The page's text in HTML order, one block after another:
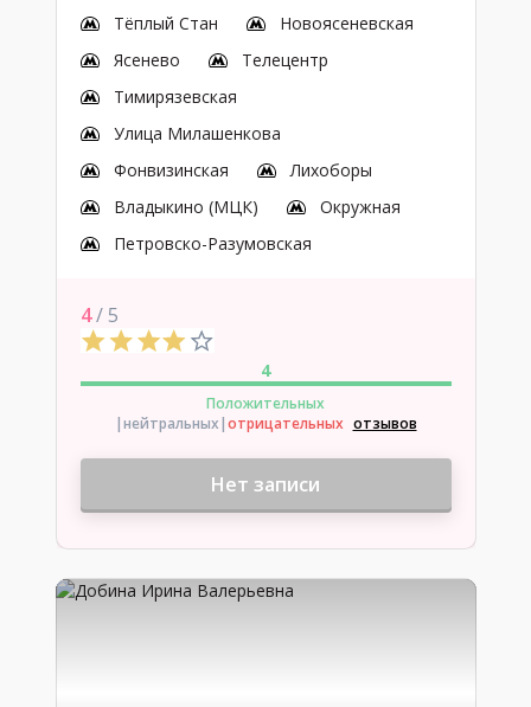
Тёплый Стан
Новоясеневская
Ясенево
Телецентр
Тимирязевская
Улица Милашенкова
Фонвизинская
Лихоборы
Владыкино (МЦК)
Окружная
Петровско-Разумовская
4/ 5
4
Положительных
|нейтральных|отрицательных отзывов
Нет записи